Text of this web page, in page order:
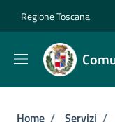
Regione Toscana
Home / Servizi /